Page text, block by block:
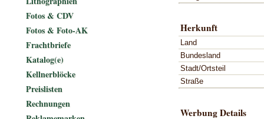
Herkunft
Land
Bundesland
Stadt/Ortsteil
Straße
Werbung Details
Fotos & CDV
Fotos & Foto-AK
Frachtbriefe
Katalog(e)
Kellnerblöcke
Preislisten
Rechnungen